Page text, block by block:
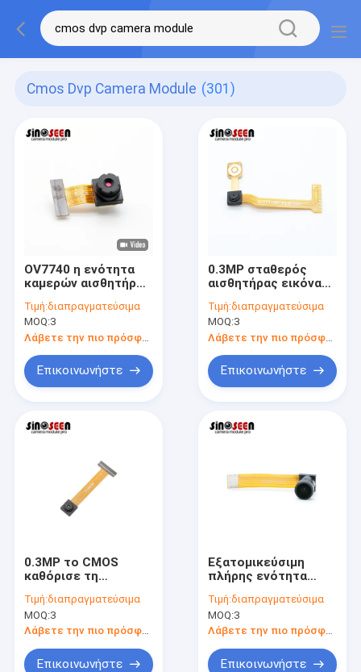
Cmos Dvp Camera Module (301)
OV7740 η ενότητα
καμερών αισθητήρων
το φίλτρο 0.3MP IR
εστίασης
Τιμή:διαπραγματεύσιμα
MOQ:3
Λάβετε την πιο πρόσφατη τιμή
Επικοινωνήστε
0.3MP σταθερός
αισθητήρας εικόνας
καμερών εστίασης
DVP για το
σημειωματάριο
Τιμή:διαπραγματεύσιμα
MOQ:3
Επικοινωνήστε
0.3MP το CMOS
καθόρισε τη
εστίασης OV7740
ενότητα καμερών
αισθητήρων για τα
Τιμή:διαπραγματεύσιμα
MOQ:3
Λάβετε την πιο πρόσφατη τιμή
Επικοινωνήστε
Εξατομικεύσιμη
πλήρης ενότητα
καμερών HD DVP με
τον αισθητήρα jx-F23
Τιμή:διαπραγματεύσιμα
MOQ:3
Επικοινωνήστε